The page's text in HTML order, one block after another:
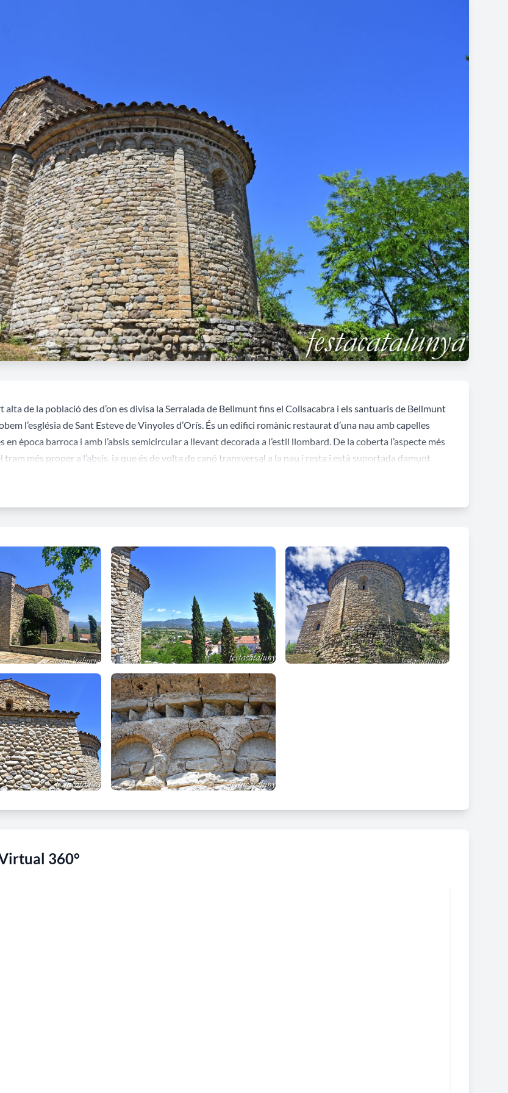
alta de la població des d’on es divisa la Serralada de Bellmunt fins el Collsacabra i els santuaris de Bellmunt
l’església de Sant Esteve de Vinyoles d’Orís. És un edifici romànic restaurat d’una nau amb capelles
en època barroca i amb l’absis semicircular a llevant decorada a l’estil llombard. De la coberta l’aspecte més
tram més proper a l’absis, ja que és de volta de canó transversal a la nau i resta i està suportada damunt
de recordverdaguerià ja quemossèn Cintofou vicari d’aquesta parròquia entre 1872 i 1874. En diversos
diverses plaques recorden versos del poeta de Catalunya, nomenament fet pel bisbe Morgades,
del mateix llorer que el poeta havia plantat al costat de l’església de Vinyoles.
a Vinyoles va escriure bona part del seu gran poema L'Atlàntida,La Passió de Nostre Senyor
part delsIdil·lis i cants místics.
360°